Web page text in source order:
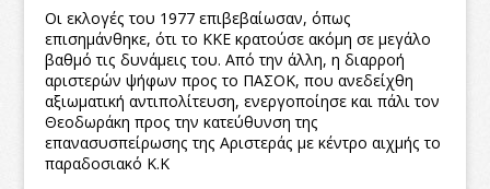
Οι εκλογές του 1977 επιβεβαίωσαν, όπως
επισημάνθηκε, ότι το ΚΚΕ κρατούσε ακόμη σε μεγάλο
βαθμό τις δυνάμεις του. Από την άλλη, η διαρροή
αριστερών ψήφων προς το ΠΑΣΟΚ, που ανεδείχθη
αξιωματική αντιπολίτευση, ενεργοποίησε και πάλι τον
Θεοδωράκη προς την κατεύθυνση της
επανασυσπείρωσης της Αριστεράς με κέντρο αιχμής το
παραδοσιακό Κ.Κ